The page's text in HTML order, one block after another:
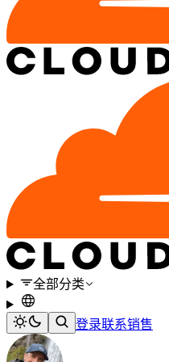
全部分类
登录联系销售